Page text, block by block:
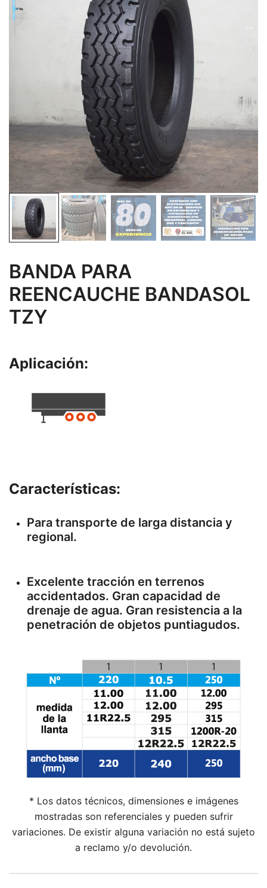
BANDA PARA
REENCAUCHE BANDASOL
TZY
Aplicación:
Características:
Para transporte de larga distancia y
regional.
Excelente tracción en terrenos
accidentados. Gran capacidad de
drenaje de agua. Gran resistencia a la
penetración de objetos puntiagudos.
* Los datos técnicos, dimensiones e imágenes
mostradas son referenciales y pueden sufrir
variaciones. De existir alguna variación no está sujeto
a reclamo y/o devolución.